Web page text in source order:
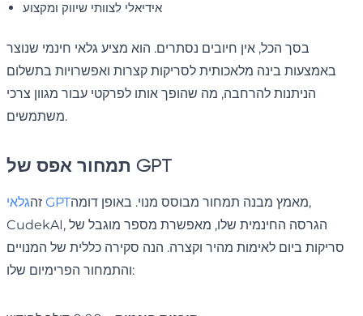
אידיאלי לצוותי שיווק ומקצוע
בסך הכל, אין חיובים נסתרים. הוא מציע גלאי חינמי שנוצר
באמצעות בינה מלאכותית לסריקות קצרות ואפשרויות בתשלום
הניתנות להרחבה, מה שהופך אותו לפרקטי עבור מגוון צרכי
משתמשים.
תמחור אפס של GPT
זה גלאי GPTמאמץ מבנה תמחור מבוסס מנוי. באופן דומה,
CudekAI, הגרסה החינמית שלו, מאפשרת מספר מוגבל של
סריקות ביום לאימות מהיר וקצרה. הנה סקירה כללית של המנויים
והתמחור הפרימיום שלו: